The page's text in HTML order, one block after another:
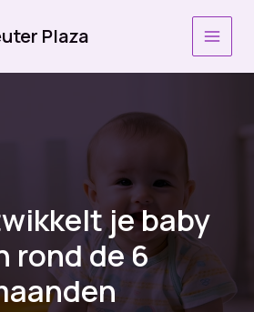
Plaza
je baby
rond de 6